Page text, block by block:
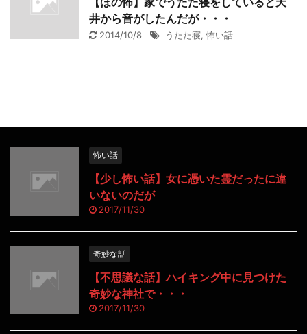
井から音がしたんだが・・・
2014/10/8 うたた寝, 怖い話
怖い話
【少し怖い話】女に憑いた霊だったに違
いないのだが
2017/11/30
奇妙な話
【不思議な話】ハイキング中に見つけた
奇妙な神社で・・・
2017/11/30